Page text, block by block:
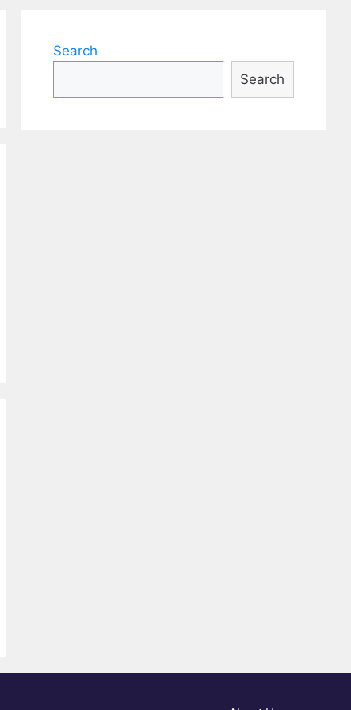
Search
Search